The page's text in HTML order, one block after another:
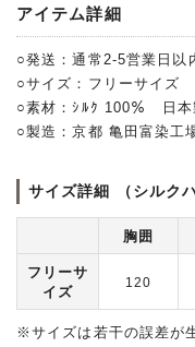
アイテム詳細
○発送：通常2-5営業日以
○サイズ：フリーサイズ
○素材：ｼﾙｸ 100％ 日本
○製造：京都 亀田富染工
サイズ詳細 （シルク
胸囲
フリーサ
イズ
120
※サイズは若干の誤差が